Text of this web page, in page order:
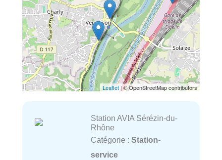
Leaflet| © OpenStreetMap contributors
Station AVIA Sérézin-du-
Rhône
Catégorie : Station-
service